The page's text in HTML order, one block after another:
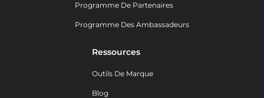
Programme De Partenaires
Programme Des Ambassadeurs
Ressources
Outils De Marque
Blog